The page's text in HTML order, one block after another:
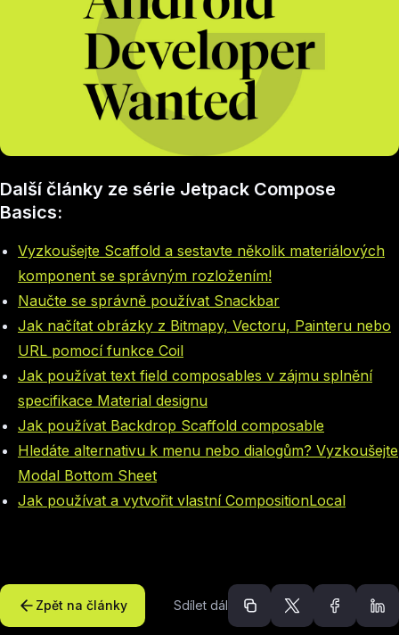
Další články ze série Jetpack Compose
Basics:
Vyzkoušejte Scaffold a sestavte několik materiálových
komponent se správným rozložením!
Naučte se správně používat Snackbar
Jak načítat obrázky z Bitmapy, Vectoru, Painteru nebo
URL pomocí funkce Coil
Jak používat text field composables v zájmu splnění
specifikace Material designu
Jak používat Backdrop Scaffold composable
Hledáte alternativu k menu nebo dialogům? Vyzkoušejte
Modal Bottom Sheet
Jak používat a vytvořit vlastní CompositionLocal
Zpět na články Sdílet dál